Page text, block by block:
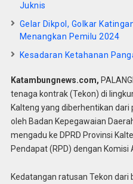
Juknis
Gelar Dikpol, Golkar
Menangkan Pemilu 2024
Kesadaran Ketahanan
Katambungnews.com,
tenaga kontrak (Tekon) di
Kalteng yang diberhentikan
oleh Badan Kepegawaian
mengadu ke DPRD Provinsi
Pendapat (RPD) dengan Komisi
Kedatangan ratusan Tekon